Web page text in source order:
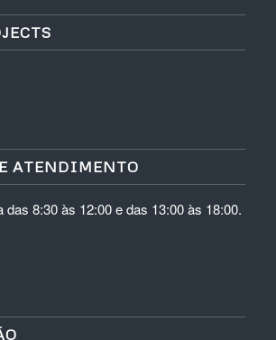
ATENDIMENTO
das 8:30 às 12:00 e das 13:00 às 18:00.